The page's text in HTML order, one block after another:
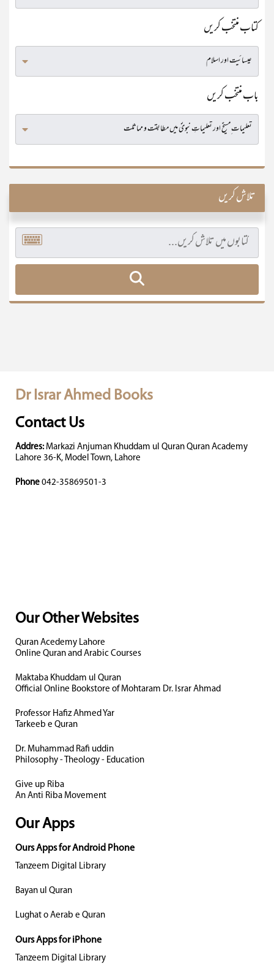
کتاب منتخب کریں
باب منتخب کریں
تلاش کریں
Dr Israr Ahmed Books
Contact Us
Addres: Markazi Anjuman Khuddam ul Quran Quran Academy
Lahore 36-K, Model Town, Lahore
Phone 042-35869501-3
Our Other Websites
Quran Acedemy Lahore
Online Quran and Arabic Courses
Maktaba Khuddam ul Quran
Official Online Bookstore of Mohtaram Dr. Israr Ahmad
Professor Hafiz Ahmed Yar
Tarkeeb e Quran
Dr. Muhammad Rafi uddin
Philosophy - Theology - Education
Give up Riba
An Anti Riba Movement
Our Apps
Ours Apps for Android Phone
Tanzeem Digital Library
Bayan ul Quran
Lughat o Aerab e Quran
Ours Apps for iPhone
Tanzeem Digital Library